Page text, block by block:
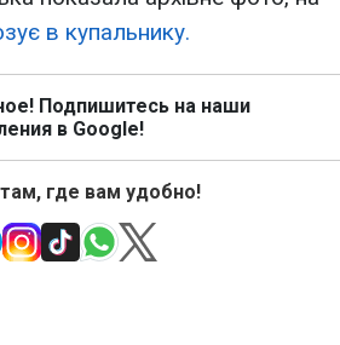
в купальнику.
Подпишитесь на наши
в Google!
где вам удобно!